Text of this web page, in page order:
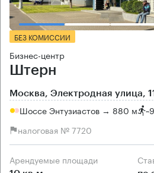
БЕЗ КОМИССИИ
Бизнес-центр
Штерн
Москва, Электродная улица, 11
Шоссе Энтузиастов → 880 м ~
налоговая № 7720
Арендуемые площади